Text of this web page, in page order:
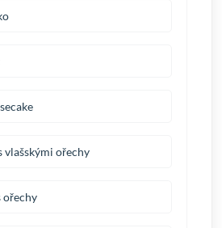
vlašskými ořechy
ořechy